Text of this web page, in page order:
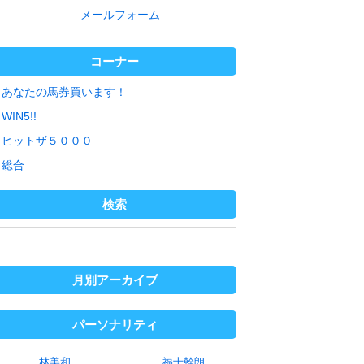
メールフォーム
コーナー
あなたの馬券買います！
WIN5!!
ヒットザ５０００
総合
検索
月別アーカイブ
パーソナリティ